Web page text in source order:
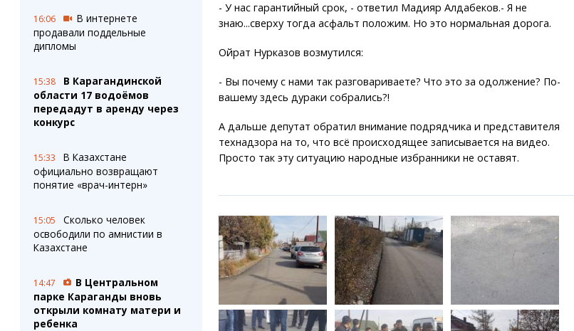
16:06
В интернете
продавали поддельные
дипломы
15:38
В Карагандинской
области 17 водоёмов
передадут в аренду через
конкурс
15:33
В Казахстане
официально возвращают
понятие «врач-интерн»
15:05
Сколько человек
освободили по амнистии в
Казахстане
14:47
В Центральном
парке Караганды вновь
открыли комнату матери и
ребенка
- У нас гарантийный срок, - ответил Мадияр Алдабеков.- Я не
знаю...сверху тогда асфальт положим. Но это нормальная дорога.
Ойрат Нурказов возмутился:
- Вы почему с нами так разговариваете? Что это за одолжение? По-
вашему здесь дураки собрались?!
А дальше депутат обратил внимание подрядчика и представителя
технадзора на то, что всё происходящее записывается на видео.
Просто так эту ситуацию народные избранники не оставят.